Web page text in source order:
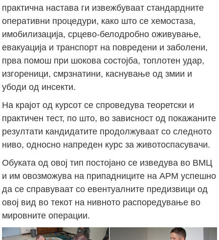
практична настава ги извежбуваат стандардните
оперативни процедури, како што се хемостаза,
имобилизација, срцево-белодробно оживување,
евакуација и транспорт на повредени и заболени,
прва помош при шокова состојба, топлотен удар,
изгореници, смрзнатини, каснување од змии и
убоди од инсекти.
На крајот од курсот се спроведува теоретски и
практичен тест, по што, во зависност од покажаните
резултати кандидатите продолжуваат со следното
ниво, односно напреден курс за животоспасувачи.
Обуката од овој тип постојано се изведува во ВМЦ
и им овозможува на припадниците на АРМ успешно
да се справуваат со евентуалните предизвици од
овој вид во текот на нивното распоредување во
мировните операции.